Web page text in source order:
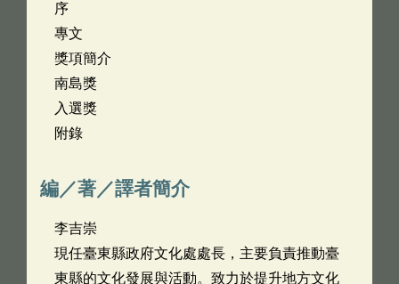
序
專文
獎項簡介
南島獎
入選獎
附錄
編／著／譯者簡介
李吉崇
現任臺東縣政府文化處處長，主要負責推動臺
東縣的文化發展與活動。致力於提升地方文化